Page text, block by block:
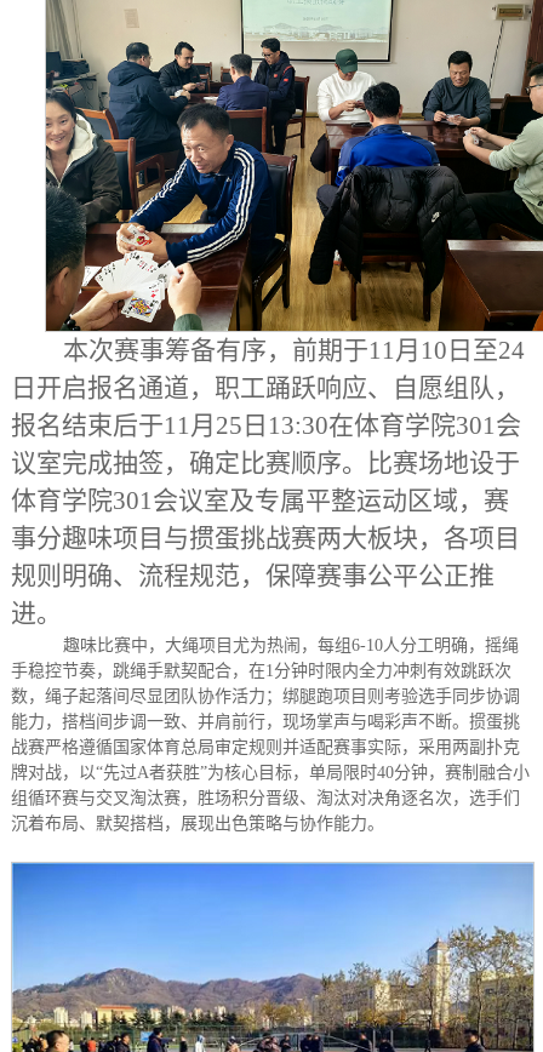
本次赛事筹备有序，前期于11月10日至24
日开启报名通道，职工踊跃响应、自愿组队，
报名结束后于11月25日13:30在体育学院301会
议室完成抽签，确定比赛顺序。比赛场地设于
体育学院301会议室及专属平整运动区域，赛
事分趣味项目与掼蛋挑战赛两大板块，各项目
规则明确、流程规范，保障赛事公平公正推
进。
趣味比赛中，大绳项目尤为热闹，每组6-10人分工明确，摇绳
手稳控节奏，跳绳手默契配合，在1分钟时限内全力冲刺有效跳跃次
数，绳子起落间尽显团队协作活力；绑腿跑项目则考验选手同步协调
能力，搭档间步调一致、并肩前行，现场掌声与喝彩声不断。掼蛋挑
战赛严格遵循国家体育总局审定规则并适配赛事实际，采用两副扑克
牌对战，以“先过A者获胜”为核心目标，单局限时40分钟，赛制融合小
组循环赛与交叉淘汰赛，胜场积分晋级、淘汰对决角逐名次，选手们
沉着布局、默契搭档，展现出色策略与协作能力。